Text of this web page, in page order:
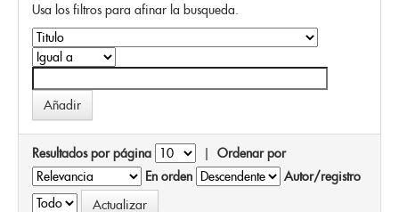
Usa los filtros para afinar la busqueda.
Resultados por página | Ordenar por
En orden
Autor/registro